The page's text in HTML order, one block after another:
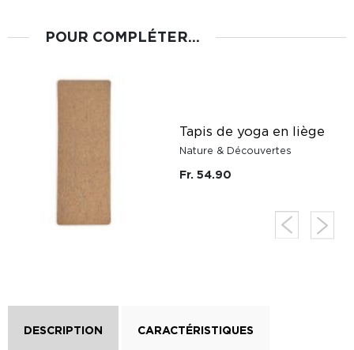
POUR COMPLÉTER...
Tapis de yoga en liège
Nature & Découvertes
Fr. 54.90
DESCRIPTION CARACTÉRISTIQUES